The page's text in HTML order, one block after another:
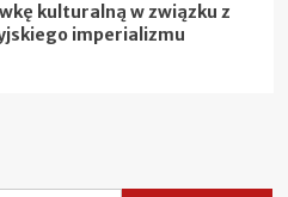
kulturalną w związku z
imperializmu